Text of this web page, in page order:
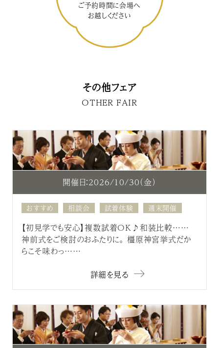
ご予約時間に会場へ
お越しください
その他フェア
OTHER FAIR
開催日：2026/10/30（金）
おすすめ 相談会 試着体験 週末開催
【初見学でも安心】複数試着OK♪和装比較……
神前式をご検討のおふたりに。 橿原神宮挙式だか
らこそ味わっ……
詳細を見る